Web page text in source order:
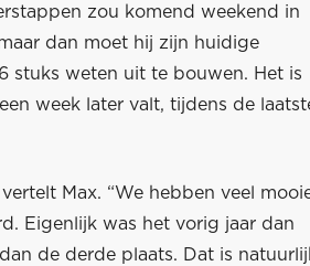
zou komend weekend in
dan moet hij zijn huidige
stuks weten uit te bouwen. Het is
week later valt, tijdens de
Max. “We hebben veel
Eigenlijk was het vorig jaar dan
de derde plaats. Dat is